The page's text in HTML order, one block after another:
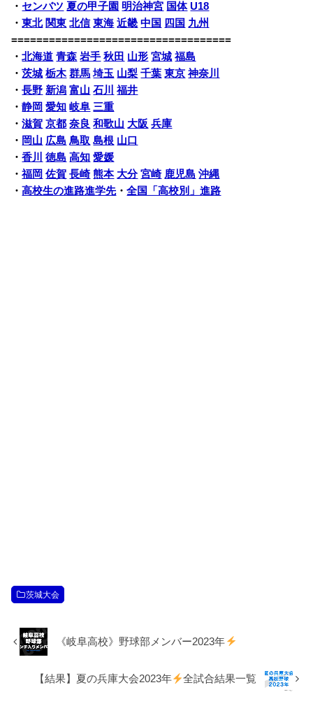
・ センバツ 夏の甲子園 明治神宮 国体 U18
・東北 関東 北信 東海 近畿 中国 四国 九州
===================================
・北海道 青森 岩手 秋田 山形 宮城 福島
・茨城 栃木 群馬 埼玉 山梨 千葉 東京 神奈川
・長野 新潟 富山 石川
福井
・静岡 愛知 岐阜 三重
・滋賀 京都 奈良 和歌山 大阪 兵庫
・ 岡山 広島 鳥取 島根 山口
・香川 徳島 高知 愛媛
・福岡 佐賀 長崎 熊本 大分 宮崎 鹿児島 沖縄
・高校生の進路進学先・全国「高校別」進路
茨城大会
《岐阜高校》野球部メンバー2023年
【結果】夏の兵庫大会2023年 全試合結果一覧